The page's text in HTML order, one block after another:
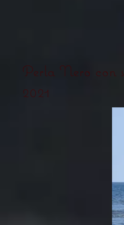
Perla Nero con
2021